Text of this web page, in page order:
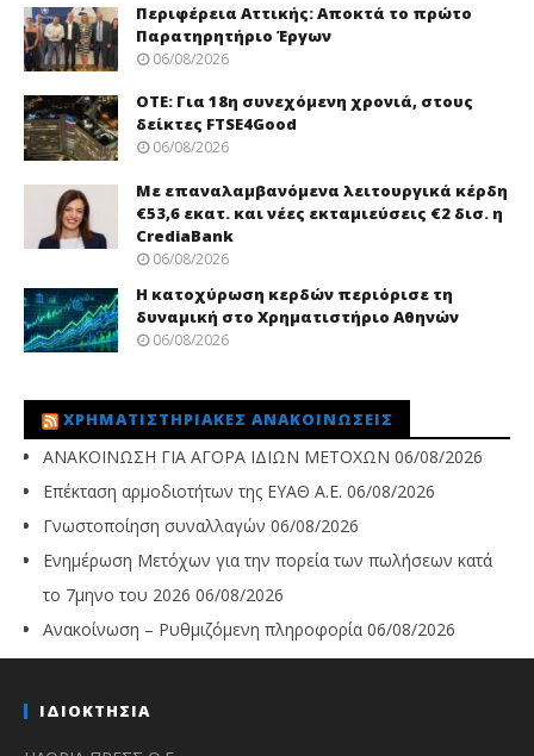
Περιφέρεια Αττικής: Αποκτά το πρώτο
Παρατηρητήριο Έργων
06/08/2026
ΟΤΕ: Για 18η συνεχόμενη χρονιά, στους
δείκτες FTSE4Good
06/08/2026
Με επαναλαμβανόμενα λειτουργικά κέρδη
€53,6 εκατ. και νέες εκταμιεύσεις €2 δισ. η
CrediaBank
06/08/2026
Η κατοχύρωση κερδών περιόρισε τη
δυναμική στο Χρηματιστήριο Αθηνών
06/08/2026
ΧΡΗΜΑΤΙΣΤΗΡΙΑΚΈΣ ΑΝΑΚΟΙΝΏΣΕΙΣ
ΑΝΑΚΟΙΝΩΣΗ ΓΙΑ ΑΓΟΡΑ ΙΔΙΩΝ ΜΕΤΟΧΩΝ 06/08/2026
Επέκταση αρμοδιοτήτων της ΕΥΑΘ Α.Ε. 06/08/2026
Γνωστοποίηση συναλλαγών 06/08/2026
Ενημέρωση Μετόχων για την πορεία των πωλήσεων κατά
το 7μηνο του 2026 06/08/2026
Ανακοίνωση – Ρυθμιζόμενη πληροφορία 06/08/2026
ΙΔΙΟΚΤΗΣΙΑ